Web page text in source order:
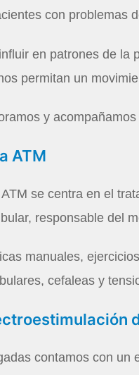
con problemas
en patrones de la
permitan un
y
ATM
se centra en el
responsable del
manuales,
cefaleas y
contamos con un